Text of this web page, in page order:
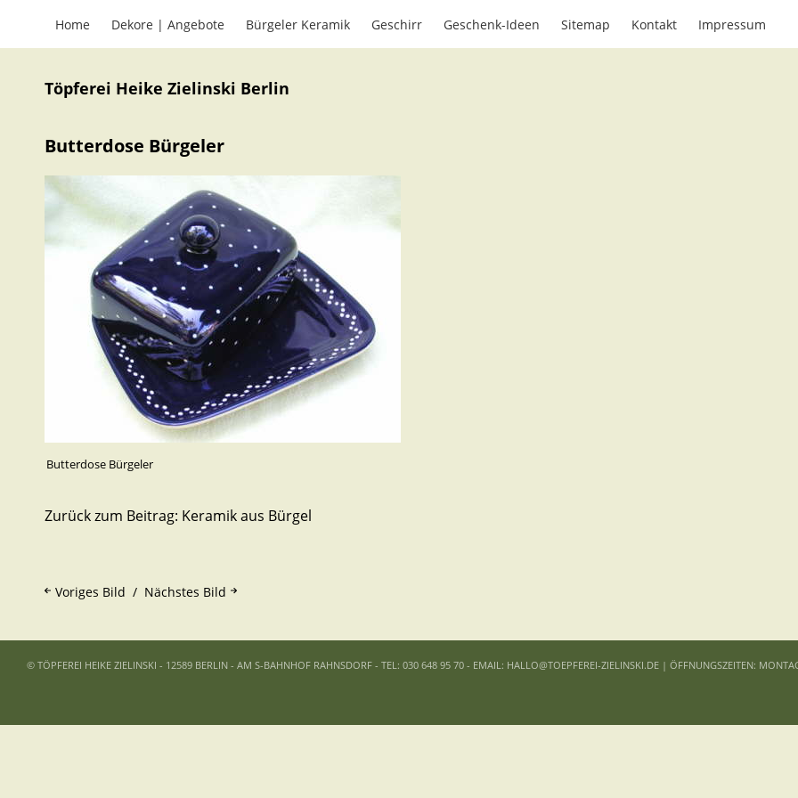
Home Dekore | Angebote Bürgeler Keramik Geschirr Geschenk-Ideen Sitemap Kontakt Impressum
Töpferei Heike Zielinski Berlin
Butterdose Bürgeler
Butterdose Bürgeler
Zurück zum Beitrag: Keramik aus Bürgel
Voriges Bild Nächstes Bild
© TÖPFEREI HEIKE ZIELINSKI - 12589 BERLIN - AM S-BAHNHOF RAHNSDORF - TEL: 030 648 95 70 - EMAIL: HALLO@TOEPFEREI-ZIELINSKI.DE | ÖFFNUNGSZEITEN: